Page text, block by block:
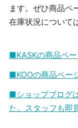
ます。ぜひ商品ペ
在庫状況について
■KASKの商品ペ
■KOOの商品ペー
■ショップブログ
た。スタッフも即